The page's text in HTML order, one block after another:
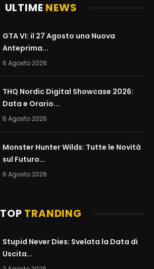
ULTIME NEWS
GTA VI: il 27 Agosto una Nuova
Anteprima...
6 Agosto 2026
THQ Nordic Digital Showcase 2026:
Data e Orario...
6 Agosto 2026
Monster Hunter Wilds: Tutte le Novità
sul Futuro...
6 Agosto 2026
TOP TRANDING
Stupid Never Dies: Svelata la Data di
Uscita...